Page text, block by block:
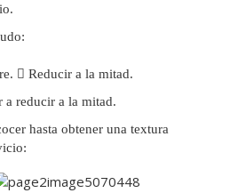
 Reducir a la mitad.
reducir a la mitad.
hasta obtener una textura